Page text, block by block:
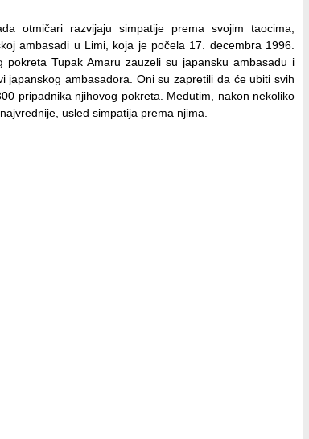
otmičari razvijaju simpatije prema svojim taocima,
ambasadi u Limi, koja je počela 17. decembra 1996.
pokreta Tupak Amaru zauzeli su japansku ambasadu i
japanskog ambasadora. Oni su zapretili da će ubiti svih
pripadnika njihovog pokreta. Međutim, nakon nekoliko
usled simpatija prema njima.